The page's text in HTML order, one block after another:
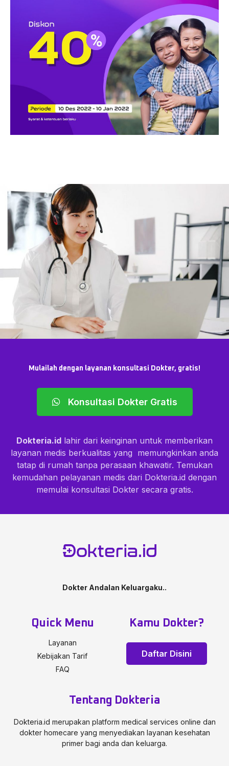
Mulailah dengan layanan konsultasi Dokter, gratis!
Konsultasi Dokter Gratis
Dokteria.id lahir dari keinginan untuk memberikan
layanan medis berkualitas yang memungkinkan anda
tatap di rumah tanpa perasaan khawatir. Temukan
kemudahan pelayanan medis dari Dokteria.id dengan
memulai konsultasi Dokter secara gratis.
Dokter Andalan Keluargaku..
Quick Menu
Layanan
Kebijakan Tarif
FAQ
Kamu Dokter?
Daftar Disini
Tentang Dokteria
Dokteria.id merupakan platform medical services online dan
dokter homecare yang menyediakan layanan kesehatan
primer bagi anda dan keluarga.